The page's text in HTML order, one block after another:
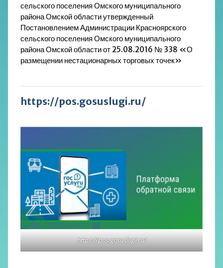
сельского поселения Омского муниципального
района Омской области утвержденный
Постановлением Администрации Красноярского
сельского поселения Омского муниципального
района Омской области от 25.08.2016 № 338 «О
размещении нестационарных торговых точек»
https://pos.gosuslugi.ru/
https://pos.gosuslugi.ru/